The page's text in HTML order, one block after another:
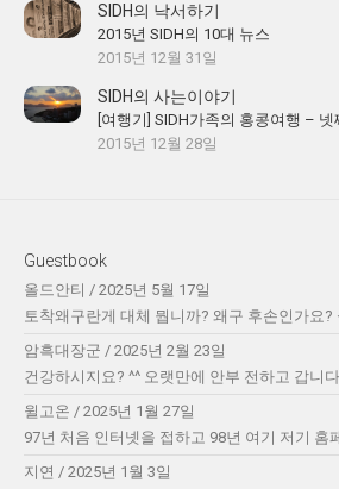
SIDH의 낙서하기
2015년 SIDH의 10대 뉴스
2015년 12월 31일
SIDH의 사는이야기
[여행기] SIDH가족의 홍콩여행 –
2015년 12월 28일
Guestbook
올드안티 / 2025년 5월 17일
토착왜구란게 대체 뭡니까? 왜구 후손인가요?
암흑대장군 / 2025년 2월 23일
건강하시지요? ^^ 오랫만에 안부 전하고 갑니
윌고온 / 2025년 1월 27일
97년 처음 인터넷을 접하고 98년 여기 저기 홈
지연 / 2025년 1월 3일